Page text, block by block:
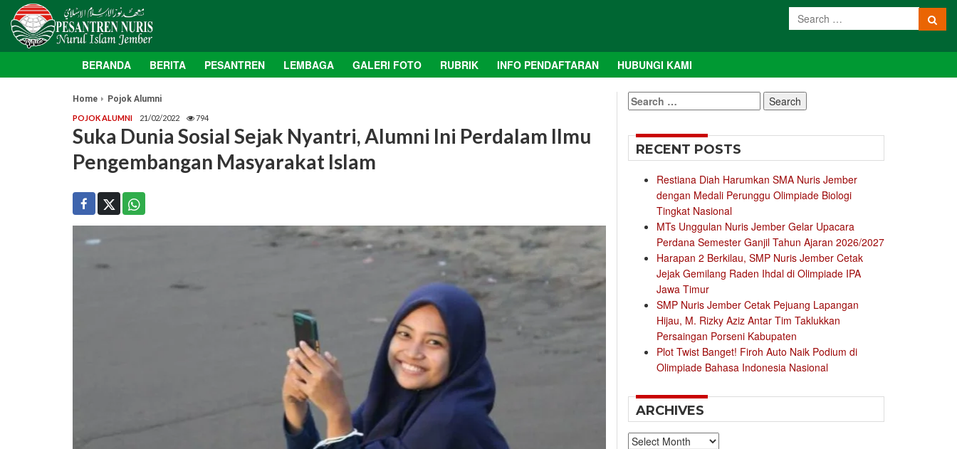
BERANDA BERITA PESANTREN LEMBAGA GALERI FOTO RUBRIK INFO PENDAFTARAN HUBUNGI KAMI
Home Pojok Alumni
POJOK ALUMNI 21/02/2022 794
Suka Dunia Sosial Sejak Nyantri, Alumni Ini Perdalam Ilmu
Pengembangan Masyarakat Islam
Search
for:
RECENT POSTS
Restiana Diah Harumkan SMA Nuris Jember
dengan Medali Perunggu Olimpiade Biologi
Tingkat Nasional
MTs Unggulan Nuris Jember Gelar Upacara
Perdana Semester Ganjil Tahun Ajaran 2026/2027
Harapan 2 Berkilau, SMP Nuris Jember Cetak
Jejak Gemilang Raden Ihdal di Olimpiade IPA
Jawa Timur
SMP Nuris Jember Cetak Pejuang Lapangan
Hijau, M. Rizky Aziz Antar Tim Taklukkan
Persaingan Porseni Kabupaten
Plot Twist Banget! Firoh Auto Naik Podium di
Olimpiade Bahasa Indonesia Nasional
ARCHIVES
Archives